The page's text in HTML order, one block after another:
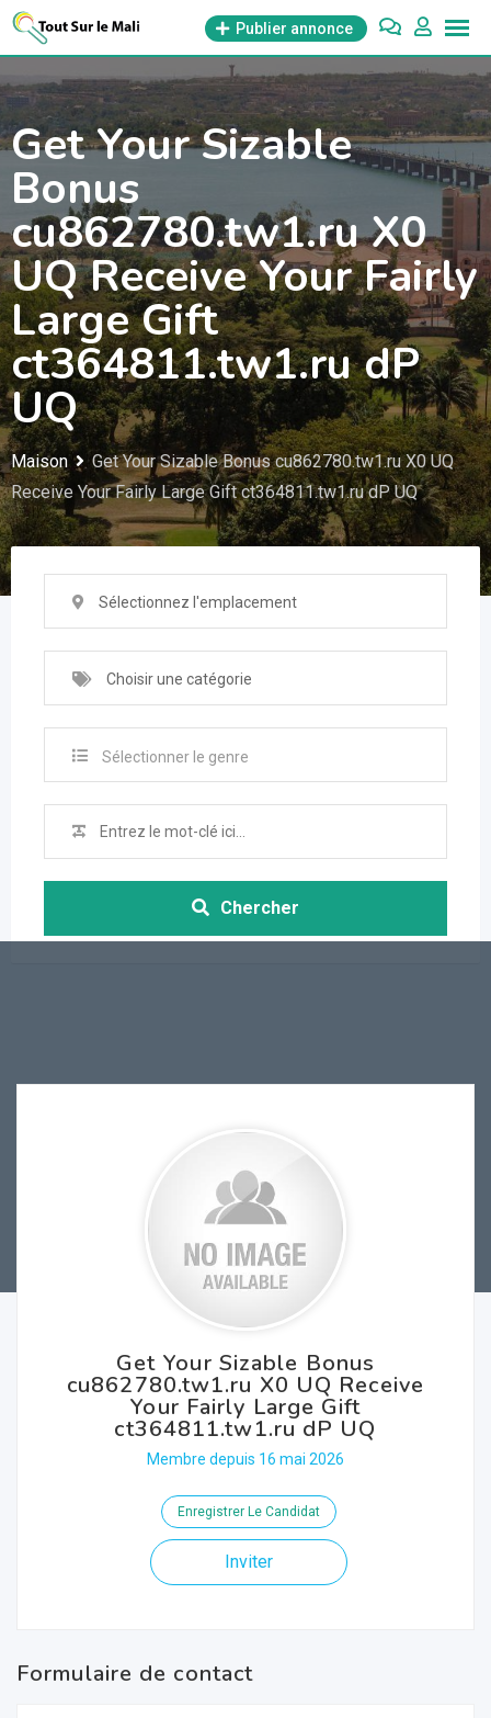
Aller
Publier annonce
Get Your Sizable
Bonus
cu862780.tw1.ru X0
UQ Receive Your Fairly
Large Gift
ct364811.tw1.ru dP
UQ
Maison
Get Your Sizable Bonus cu862780.tw1.ru X0 UQ
Receive Your Fairly Large Gift ct364811.tw1.ru dP UQ
Sélectionnez l'emplacement
Choisir une catégorie
Sélectionner le genre
Chercher
Get Your Sizable Bonus
cu862780.tw1.ru X0 UQ Receive
Your Fairly Large Gift
ct364811.tw1.ru dP UQ
Membre depuis 16 mai 2026
Enregistrer Le Candidat
Inviter
Formulaire de contact